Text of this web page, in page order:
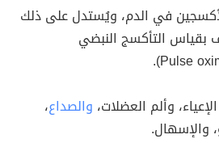
في الدم، ويُستدل على ذلك
بقياس التأكسج النبضي
وألم العضلات، والصداع،
والإسهال.